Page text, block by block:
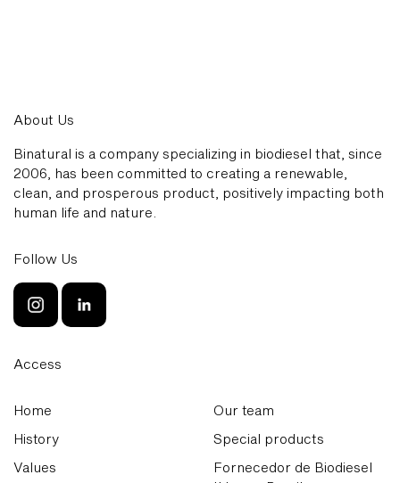
About Us
Binatural is a company specializing in biodiesel that, since
2006, has been committed to creating a renewable,
clean, and prosperous product, positively impacting both
human life and nature.
Follow Us
Access
Home
History
Values
Our team
Special products
Fornecedor de Biodiesel